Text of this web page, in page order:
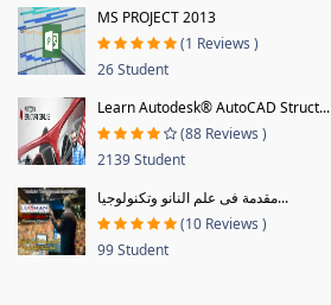
MS PROJECT 2013
(1 Reviews )
26 Student
Learn Autodesk® AutoCAD Struct...
(88 Reviews )
2139 Student
مقدمة فى علم النانو وتكنولوجيا...
(10 Reviews )
99 Student